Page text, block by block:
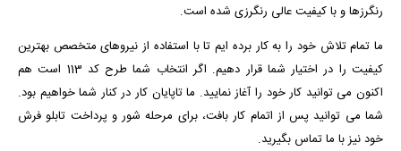
رنگرزها و با کیفیت عالی رنگرزی شده است.
ما تمام تلاش خود را به کار برده ایم تا با استفاده از نیروهای متخصص بهترین
کیفیت را در اختیار شما قرار دهیم. اگر انتخاب شما طرح کد 113 است هم
اکنون می توانید کار خود را آغاز نمایید. ما تاپایان کار در کنار شما خواهیم بود.
شما می توانید پس از اتمام کار بافت، برای مرحله شور و پرداخت تابلو فرش
خود نیز با ما تماس بگیرید.